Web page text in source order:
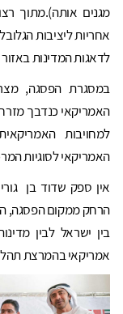
מגנים אותה).מתוך
אחריות ליציבות
לדאגות המדינות
במסגרת הפסגה,
האמריקאי כנדבך
למחויבות
האמריקאי לסוגיות
אין ספק שדוד בן
הרחק ממקום הפסגה,
בין ישראל לבין
אמריקאי בהמרצת